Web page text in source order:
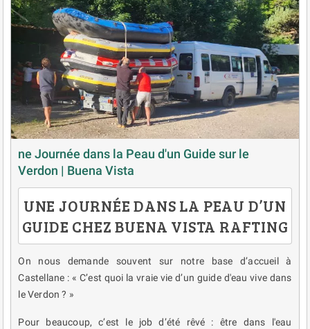
ne Journée dans la Peau d'un Guide sur le
Verdon | Buena Vista
UNE JOURNÉE DANS LA PEAU D’UN
GUIDE CHEZ BUENA VISTA RAFTING
On nous demande souvent sur notre base d’accueil à
Castellane : « C’est quoi la vraie vie d’un guide d'eau vive dans
le Verdon ? »
Pour beaucoup, c’est le job d’été rêvé : être dans l'eau